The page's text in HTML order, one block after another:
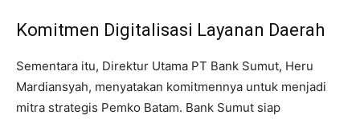
Komitmen Digitalisasi Layanan Daerah
Sementara itu, Direktur Utama PT Bank Sumut, Heru
Mardiansyah, menyatakan komitmennya untuk menjadi
mitra strategis Pemko Batam. Bank Sumut siap